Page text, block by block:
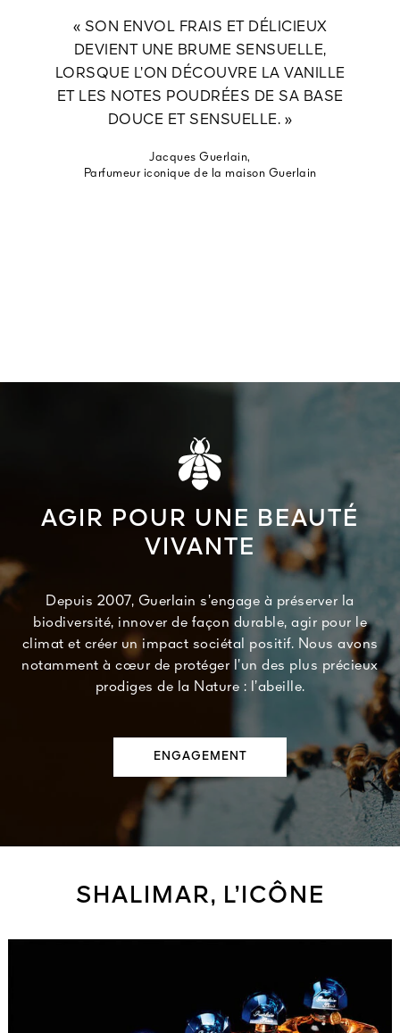
« SON ENVOL FRAIS ET DÉLICIEUX
DEVIENT UNE BRUME SENSUELLE,
LORSQUE L’ON DÉCOUVRE LA VANILLE
ET LES NOTES POUDRÉES DE SA BASE
DOUCE ET SENSUELLE. »
Jacques Guerlain,
Parfumeur iconique de la maison Guerlain
AGIR POUR UNE BEAUTÉ
VIVANTE
Depuis 2007, Guerlain s’engage à préserver la
biodiversité, innover de façon durable, agir pour le
climat et créer un impact sociétal positif. Nous avons
notamment à cœur de protéger l’un des plus précieux
prodiges de la Nature : l’abeille.
ENGAGEMENT
SHALIMAR, L’ICÔNE